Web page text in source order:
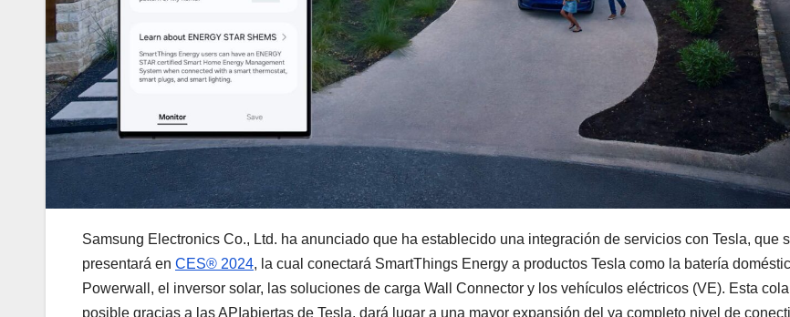
Samsung Electronics Co., Ltd. ha anunciado que ha establecido una integración de servicios con Tesla, que
presentará en CES® 2024, la cual conectará SmartThings Energy a productos Tesla como la batería
Powerwall, el inversor solar, las soluciones de carga Wall Connector y los vehículos eléctricos (VE). Esta
posible gracias a las APIabiertas de Tesla, dará lugar a una mayor expansión del ya completo nivel de